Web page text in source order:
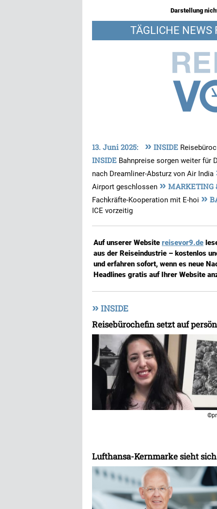
Darstellung
TÄGLICHE NEWS
13. Juni 2025: » INSIDE
INSIDE Bahnpreise sorgen weiter für
nach Dreamliner-Absturz von Air India
Airport geschlossen » MARKETING
Fachkräfte-Kooperation mit E-hoi »
ICE vorzeitig
Auf unserer Website reisevor9.de
aus der Reiseindustrie – kostenlos
und erfahren sofort, wenn es neue
Headlines gratis auf Ihrer Website
» INSIDE
Reisebürochefin setzt auf
Lufthansa-Kernmarke sieht